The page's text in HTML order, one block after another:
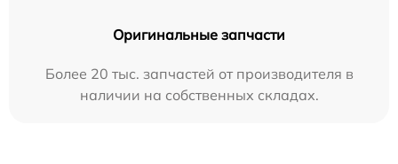
Оригинальные запчасти
Более 20 тыс. запчастей от производителя в
наличии на собственных складах.